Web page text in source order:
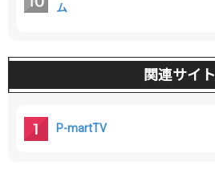
ム
関連サイト
P-martTV